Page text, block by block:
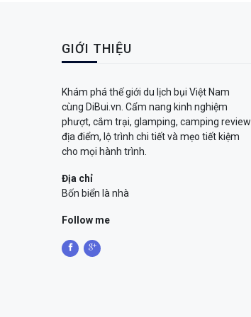
GIỚI THIỆU
Khám phá thế giới du lịch bụi Việt Nam
cùng DiBui.vn. Cẩm nang kinh nghiệm
phượt, cắm trại, glamping, camping review
địa điểm, lộ trình chi tiết và mẹo tiết kiệm
cho mọi hành trình.
Địa chỉ
Bốn biển là nhà
Follow me